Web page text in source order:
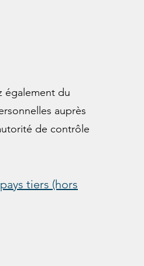
également du
auprès
de contrôle
tiers (hors